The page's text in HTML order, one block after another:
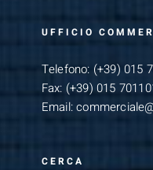
UFFICIO
Telefono: (+39) 015
Fax: (+39) 015
Email:
CERCA